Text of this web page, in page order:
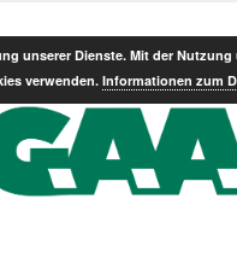
unserer Dienste. Mit der
verwenden. Informationen zum